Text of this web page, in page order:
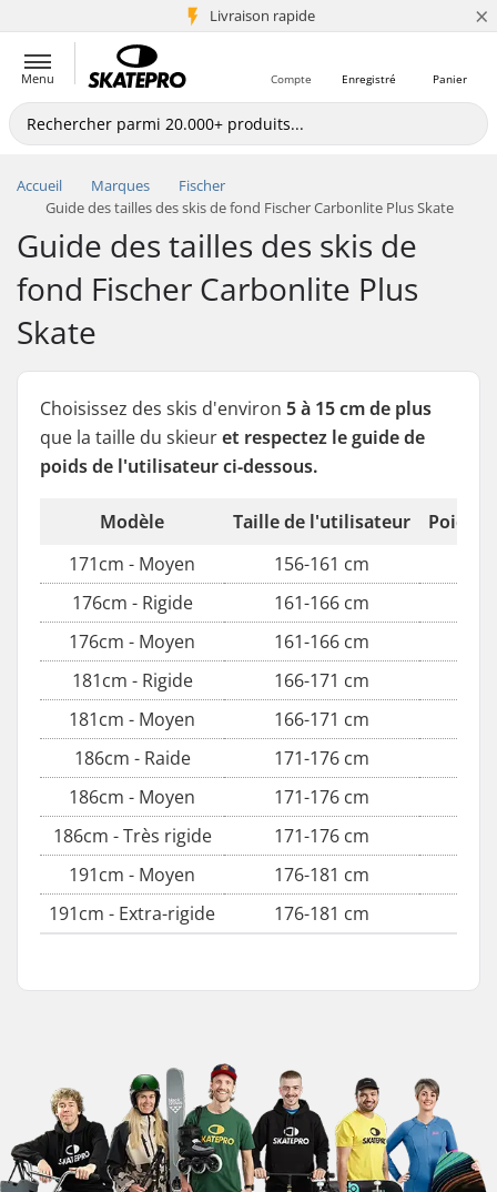
Livraison rapide
+5 mio de clients ×
Menu Panier
Enregistré
Compte
Accueil Marques
Fischer
Guide des tailles des skis de fond Fischer Carbonlite Plus Skate
Guide des tailles des skis de
fond Fischer Carbonlite Plus
Skate
Choisissez des skis d'environ 5 à 15 cm de plus
que la taille du skieuret respectez le guide de
poids de l'utilisateur ci-dessous.
Modèle Taille de l'utilisateur
Poids
171cm - Moyen
156-161 cm
176cm - Rigide
161-166 cm
176cm - Moyen
161-166 cm
181cm - Rigide
166-171 cm
181cm - Moyen
166-171 cm
186cm - Raide
171-176 cm
186cm - Moyen
171-176 cm
186cm - Très rigide
171-176 cm
191cm - Moyen
176-181 cm
191cm - Extra-rigide
176-181 cm